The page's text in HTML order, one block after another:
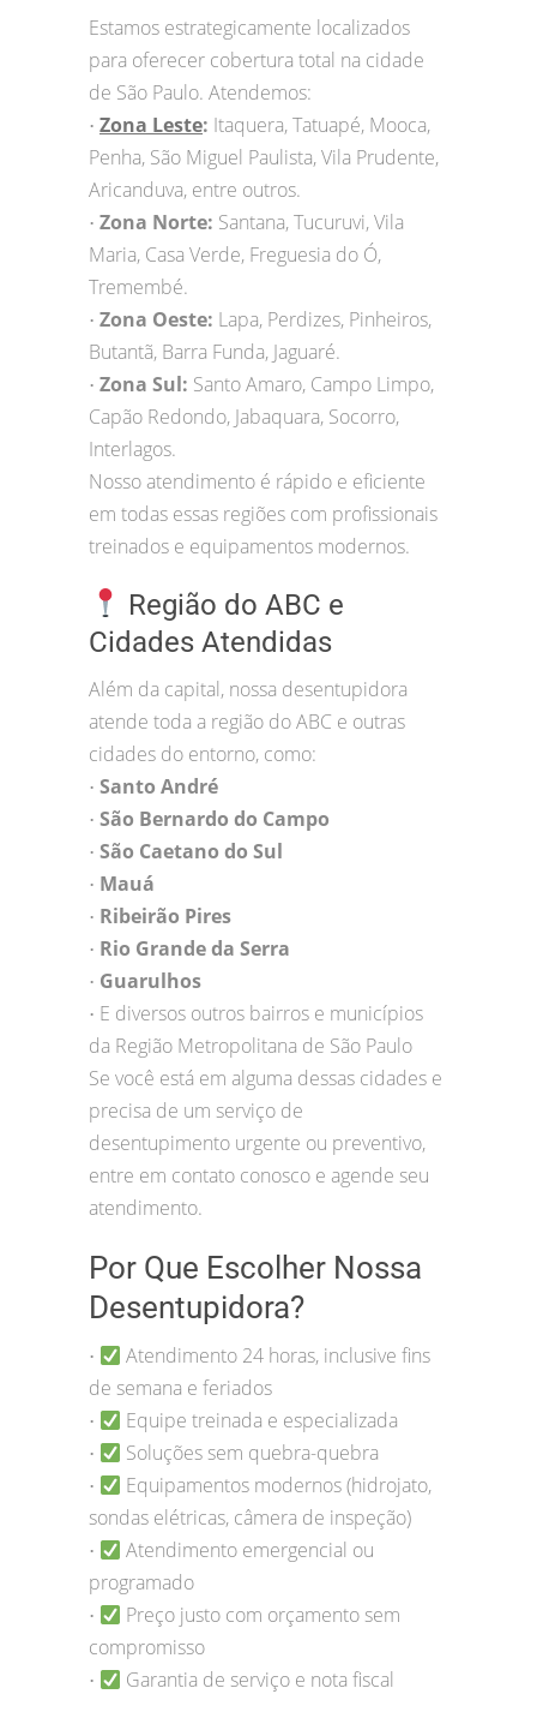
Estamos estrategicamente localizados
para oferecer cobertura total na cidade
de São Paulo. Atendemos:
• Zona Leste: Itaquera, Tatuapé, Mooca,
Penha, São Miguel Paulista, Vila Prudente,
Aricanduva, entre outros.
• Zona Norte: Santana, Tucuruvi, Vila
Maria, Casa Verde, Freguesia do Ó,
Tremembé.
• Zona Oeste: Lapa, Perdizes, Pinheiros,
Butantã, Barra Funda, Jaguaré.
• Zona Sul: Santo Amaro, Campo Limpo,
Capão Redondo, Jabaquara, Socorro,
Interlagos.
Nosso atendimento é rápido e eficiente
em todas essas regiões com profissionais
treinados e equipamentos modernos.
Região do ABC e
Cidades Atendidas
Além da capital, nossa desentupidora
atende toda a região do ABC e outras
cidades do entorno, como:
• Santo André
• São Bernardo do Campo
• São Caetano do Sul
• Mauá
• Ribeirão Pires
• Rio Grande da Serra
• Guarulhos
• E diversos outros bairros e municípios
da Região Metropolitana de São Paulo
Se você está em alguma dessas cidades e
precisa de um serviço de
desentupimento urgente ou preventivo,
entre em contato conosco e agende seu
atendimento.
Por Que Escolher Nossa
Desentupidora?
•
Atendimento 24 horas, inclusive fins
de semana e feriados
• Equipe treinada e especializada
• Soluções sem quebra-quebra
•
Equipamentos modernos (hidrojato,
sondas elétricas, câmera de inspeção)
•
Atendimento emergencial ou
programado
•
Preço justo com orçamento sem
compromisso
• Garantia de serviço e nota fiscal